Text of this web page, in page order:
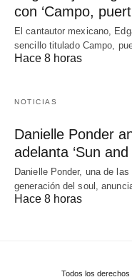
con ‘Campo,
El cantautor mexicano,
sencillo titulado Campo,
Hace 8 horas
NOTICIAS
Danielle Ponder
adelanta ‘Sun and
Danielle Ponder, una de
generación del soul,
Hace 8 horas
Todos los